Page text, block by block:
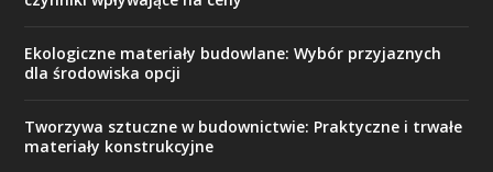
Ekologiczne materiały budowlane: Wybór przyjaznych
dla środowiska opcji
Tworzywa sztuczne w budownictwie: Praktyczne i trwałe
materiały konstrukcyjne